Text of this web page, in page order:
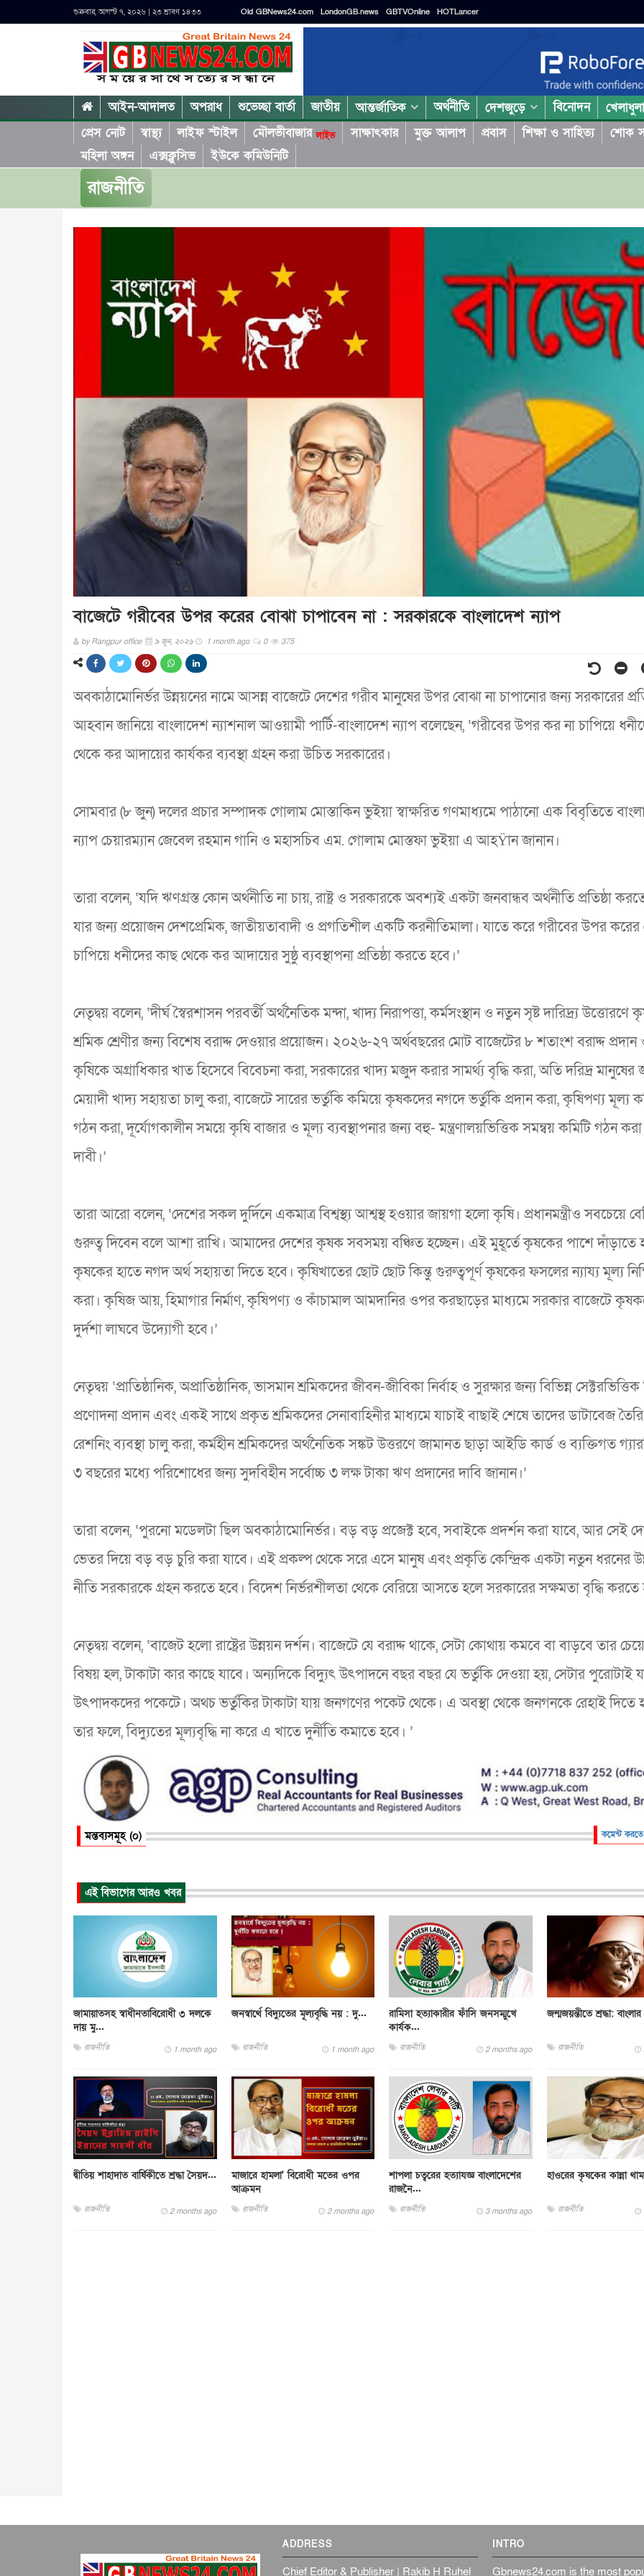
শুক্রবার, আগস্ট ৭, ২০২৬ | ২৩ শ্রাবণ ১৪৩৩ Old GBNews24.com LondonGB.news GBTVOnline HOTLancer
আইন-আদালত অপরাধ শুভেচ্ছা বার্তা জাতীয় আন্তর্জাতিক অর্থনীতি দেশজুড়ে বিনোদন
প্রেস নোট
স্বাস্থ্য লাইফ স্টাইল মৌলভীবাজারলাইভ সাক্ষাৎকার মুক্ত আলাপ প্রবাস শিক্ষা ও সাহিত্য শোক
মহিলা অঙ্গন
এক্সক্লুসিভ ইউকে কমিউনিটি
রাজনীতি
বাজেটে গরীবের উপর করের বোঝা চাপাবেন না : সরকারকে বাংলাদেশ ন্যাপ
byRangpur office ৯ জুন, ২০২৬ 1 month ago 0 375
অবকাঠামোনির্ভর উন্নয়নের নামে আসন্ন বাজেটে দেশের গরীব মানুষের উপর বোঝা না চাপানোর জন্য সরকারের
আহবান জানিয়ে বাংলাদেশ ন্যাশনাল আওয়ামী পার্টি-বাংলাদেশ ন্যাপ বলেছেন, ‘গরীবের উপর কর না চাপিয়ে
থেকে কর আদায়ের কার্যকর ব্যবস্থা গ্রহন করা উচিত সরকারের।
সোমবার (৮ জুন) দলের প্রচার সম্পাদক গোলাম মোস্তাকিন ভুইয়া স্বাক্ষরিত গণমাধ্যমে পাঠানো এক বিবৃতিতে
ন্যাপ চেয়ারম্যান জেবেল রহমান গানি ও মহাসচিব এম. গোলাম মোস্তফা ভুইয়া এ আহŸান জানান।
তারা বলেন, ‘যদি ঋণগ্রস্ত কোন অর্থনীতি না চায়, রাষ্ট্র ও সরকারকে অবশ্যই একটা জনবান্ধব অর্থনীতি প্রতিষ্ঠা
যার জন্য প্রয়োজন দেশপ্রেমিক, জাতীয়তাবাদী ও প্রগতিশীল একটি করনীতিমালা। যাতে করে গরীবের উপর করের
চাপিয়ে ধনীদের কাছ থেকে কর আদায়ের সুষ্ঠু ব্যবস্থাপনা প্রতিষ্ঠা করতে হবে।’
নেতৃদ্বয় বলেন, ‘দীর্ঘ স্বৈরশাসন পরবর্তী অর্থনৈতিক মন্দা, খাদ্য নিরাপত্তা, কর্মসংস্থান ও নতুন সৃষ্ট দারিদ্র্য
শ্রমিক শ্রেণীর জন্য বিশেষ বরাদ্দ দেওয়ার প্রয়োজন। ২০২৬-২৭ অর্থবছরের মোট বাজেটের ৮ শতাংশ বরাদ্দ প্রদান
কৃষিকে অগ্রাধিকার খাত হিসেবে বিবেচনা করা, সরকারের খাদ্য মজুদ করার সামর্থ্য বৃদ্ধি করা, অতি দরিদ্র মানুষের
মেয়াদী খাদ্য সহায়তা চালু করা, বাজেটে সারের ভর্তুকি কমিয়ে কৃষকদের নগদে ভর্তুকি প্রদান করা, কৃষিপণ্য মূল্য
গঠন করা, দূর্যোগকালীন সময়ে কৃষি বাজার ও মূল্য ব্যবস্থাপনার জন্য বহু- মন্ত্রণালয়ভিত্তিক সমন্বয় কমিটি গঠন
দাবী।’
তারা আরো বলেন, ‘দেশের সকল দুর্দিনে একমাত্র বিশ্বস্থ্য আশ্বস্থ হওয়ার জায়গা হলো কৃষি। প্রধানমন্ত্রীও সবচেয়ে
গুরুত্ব দিবেন বলে আশা রাখি। আমাদের দেশের কৃষক সবসময় বঞ্চিত হচ্ছেন। এই মুহূর্তে কৃষকের পাশে দাঁড়াতে
কৃষকের হাতে নগদ অর্থ সহায়তা দিতে হবে। কৃষিখাতের ছোট ছোট কিন্তু গুরুত্বপূর্ণ কৃষকের ফসলের ন্যায্য মূল্য
করা। কৃষিজ আয়, হিমাগার নির্মাণ, কৃষিপণ্য ও কাঁচামাল আমদানির ওপর করছাড়ের মাধ্যমে সরকার বাজেটে
দুর্দশা লাঘবে উদ্যোগী হবে।’
নেতৃদ্বয় ‘প্রাতিষ্ঠানিক, অপ্রাতিষ্ঠানিক, ভাসমান শ্রমিকদের জীবন-জীবিকা নির্বাহ ও সুরক্ষার জন্য বিভিন্ন
প্রণোদনা প্রদান এবং একই সাথে প্রকৃত শ্রমিকদের সেনাবাহিনীর মাধ্যমে যাচাই বাছাই শেষে তাদের ডাটাবেজ
রেশনিং ব্যবস্থা চালু করা, কর্মহীন শ্রমিকদের অর্থনৈতিক সঙ্কট উত্তরণে জামানত ছাড়া আইডি কার্ড ও ব্যক্তিগত
৩ বছরের মধ্যে পরিশোধের জন্য সুদবিহীন সর্বোচ্চ ৩ লক্ষ টাকা ঋণ প্রদানের দাবি জানান।’
তারা বলেন, ‘পুরনো মডেলটা ছিল অবকাঠামোনির্ভর। বড় বড় প্রজেক্ট হবে, সবাইকে প্রদর্শন করা যাবে, আর সেই
ভেতর দিয়ে বড় বড় চুরি করা যাবে। এই প্রকল্প থেকে সরে এসে মানুষ এবং প্রকৃতি কেন্দ্রিক একটা নতুন ধরনের
নীতি সরকারকে গ্রহন করতে হবে। বিদেশ নির্ভরশীলতা থেকে বেরিয়ে আসতে হলে সরকারের সক্ষমতা বৃদ্ধি করতে
নেতৃদ্বয় বলেন, ‘বাজেট হলো রাষ্ট্রের উন্নয়ন দর্শন। বাজেটে যে বরাদ্দ থাকে, সেটা কোথায় কমবে বা বাড়বে তার
বিষয় হল, টাকাটা কার কাছে যাবে। অন্যদিকে বিদ্যুৎ উৎপাদনে বছর বছর যে ভর্তুকি দেওয়া হয়, সেটার পুরোটাই
উৎপাদকদের পকেটে। অথচ ভর্তুকির টাকাটা যায় জনগণের পকেট থেকে। এ অবস্থা থেকে জনগনকে রেহাই দিতে
তার ফলে, বিদ্যুতের মূল্যবৃদ্ধি না করে এ খাতে দুর্নীতি কমাতে হবে। ’
মন্তব্যসমূহ (০) কমেন্ট
এই বিভাগের আরও খবর
জামায়াতসহ স্বাধীনতাবিরোধী ৩ দলকে
দায় মু...
রাজনীতি 1 month ago
জনস্বার্থে বিদ্যুতের মূল্যবৃদ্ধি নয় : দু...
রাজনীতি 1 month ago
রামিসা হত্যাকারীর ফাঁসি জনসম্মুখে
কার্যক...
রাজনীতি 2 months ago
জন্মজয়ন্তীতে শ্রদ্ধা:
রাজনীতি
দ্বীতিয় শাহাদাত বার্ষিকীতে শ্রদ্ধা সৈয়দ...
রাজনীতি 2 months ago
মাজারে হামলা' বিরোধী মতের ওপর
আক্রমন
রাজনীতি 2 months ago
শাপলা চত্বরের হত্যাযজ্ঞ বাংলাদেশের
রাজনৈ...
রাজনীতি 3 months ago
হাওরের কৃষকের কান্না
রাজনীতি
ADDRESS
Chief Editor & Publisher | Rakib H Ruhel
INTRO
Gbnews24.com is the most